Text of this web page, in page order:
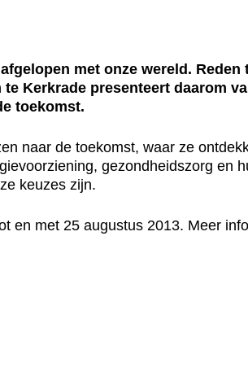
met onze wereld. Reden
Kerkrade presenteert daarom
toekomst.
naar de toekomst, waar ze
gezondheidszorg en
keuzes zijn.
en met 25 augustus 2013. Meer